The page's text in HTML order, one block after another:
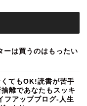
ーは買うのはもったい
くてもOK!読書が苦手
捨離であなたもスッキ
フアップブログ-人生